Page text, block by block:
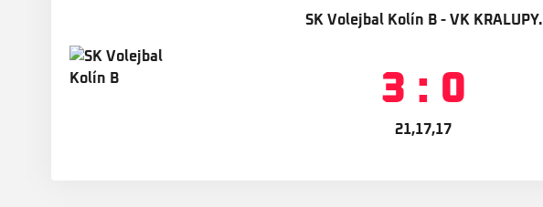
SK Volejbal Kolín B - VK KRALUPY.
3 : 0
21,17,17